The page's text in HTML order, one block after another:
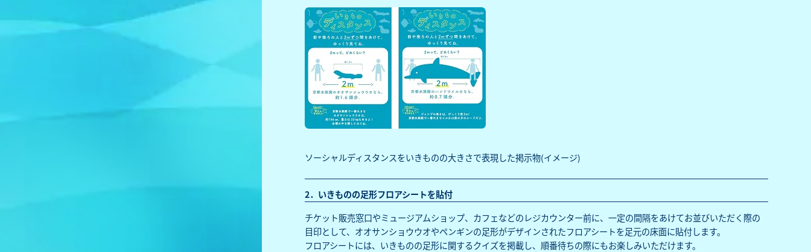
ソーシャルディスタンスをいきものの大きさで表現した掲示物(イメージ)
2．いきものの足形フロアシートを貼付
チケット販売窓口やミュージアムショップ、カフェなどのレジカウンター前に、一定の間隔をあけてお並びいただく際の
目印として、オオサンショウウオやペンギンの足形がデザインされたフロアシートを足元の床面に貼付します。
フロアシートには、いきものの足形に関するクイズを掲載し、順番待ちの際にもお楽しみいただけます。